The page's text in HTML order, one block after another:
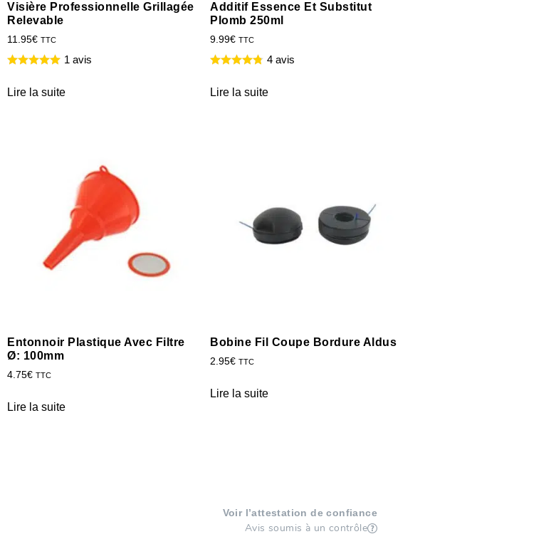
Visière Professionnelle Grillagée
Relevable
11.95€ TTC
1 avis
Lire la suite
Additif Essence Et Substitut
Plomb 250ml
9.99€ TTC
4 avis
Lire la suite
Entonnoir Plastique Avec Filtre
Ø: 100mm
4.75€ TTC
Lire la suite
Bobine Fil Coupe Bordure Aldus
2.95€ TTC
Lire la suite
Voir l’attestation de confiance
Avis soumis à un contrôle